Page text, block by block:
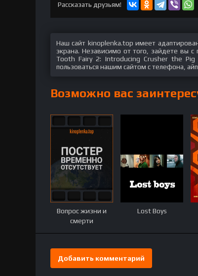
Рассказать друзьям!
Наш сайт kinoplenka.top имеет
экрана. Независимо от того, зайдете вы
Tooth Fairy 2: Introducing Crusher the
пользоваться нашим сайтом с телефона,
Возможно вас
Вопрос жизни и
смерти
Lost Boys
Добавить комментарий